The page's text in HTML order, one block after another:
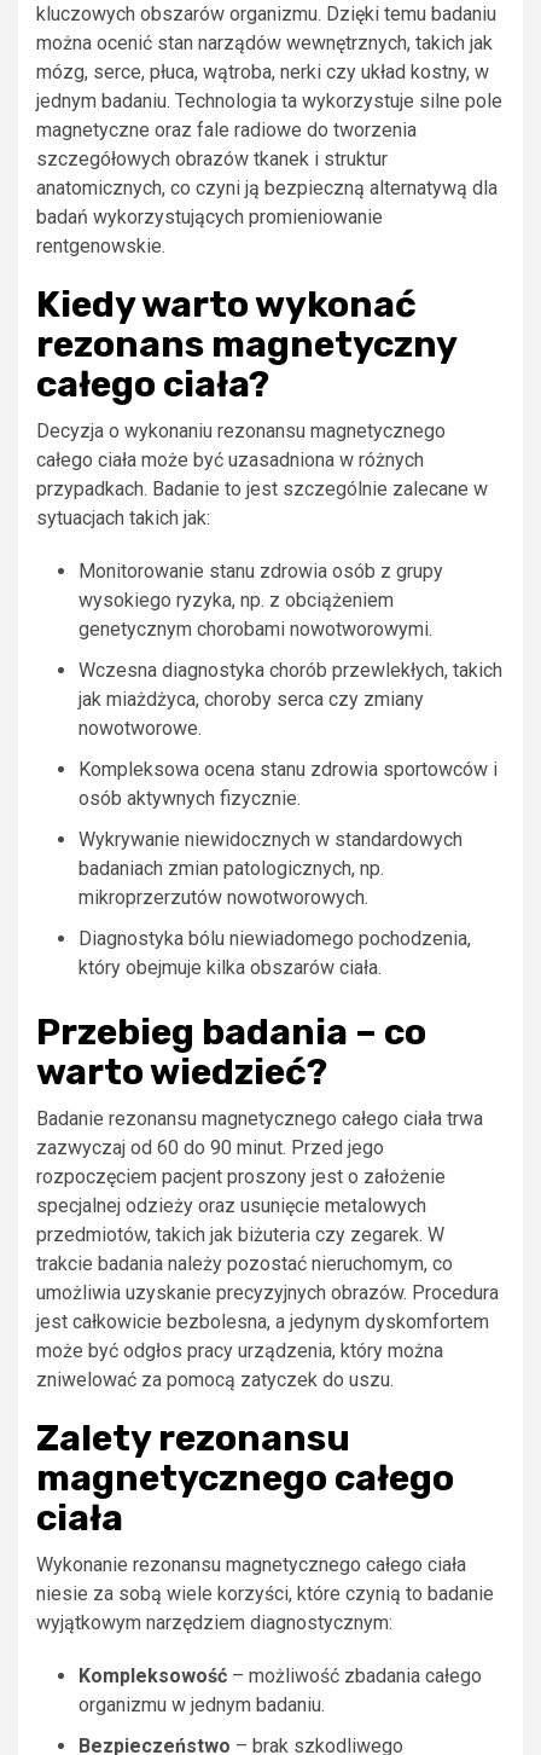
kluczowych obszarów organizmu. Dzięki temu badaniu
można ocenić stan narządów wewnętrznych, takich jak
mózg, serce, płuca, wątroba, nerki czy układ kostny, w
jednym badaniu. Technologia ta wykorzystuje silne pole
magnetyczne oraz fale radiowe do tworzenia
szczegółowych obrazów tkanek i struktur
anatomicznych, co czyni ją bezpieczną alternatywą dla
badań wykorzystujących promieniowanie
rentgenowskie.
Kiedy warto wykonać
rezonans magnetyczny
całego ciała?
Decyzja o wykonaniu rezonansu magnetycznego
całego ciała może być uzasadniona w różnych
przypadkach. Badanie to jest szczególnie zalecane w
sytuacjach takich jak:
Monitorowanie stanu zdrowia osób z grupy
wysokiego ryzyka, np. z obciążeniem
genetycznym chorobami nowotworowymi.
Wczesna diagnostyka chorób przewlekłych, takich
jak miażdżyca, choroby serca czy zmiany
nowotworowe.
Kompleksowa ocena stanu zdrowia sportowców i
osób aktywnych fizycznie.
Wykrywanie niewidocznych w standardowych
badaniach zmian patologicznych, np.
mikroprzerzutów nowotworowych.
Diagnostyka bólu niewiadomego pochodzenia,
który obejmuje kilka obszarów ciała.
Przebieg badania – co
warto wiedzieć?
Badanie rezonansu magnetycznego całego ciała trwa
zazwyczaj od 60 do 90 minut. Przed jego
rozpoczęciem pacjent proszony jest o założenie
specjalnej odzieży oraz usunięcie metalowych
przedmiotów, takich jak biżuteria czy zegarek. W
trakcie badania należy pozostać nieruchomym, co
umożliwia uzyskanie precyzyjnych obrazów. Procedura
jest całkowicie bezbolesna, a jedynym dyskomfortem
może być odgłos pracy urządzenia, który można
zniwelować za pomocą zatyczek do uszu.
Zalety rezonansu
magnetycznego całego
ciała
Wykonanie rezonansu magnetycznego całego ciała
niesie za sobą wiele korzyści, które czynią to badanie
wyjątkowym narzędziem diagnostycznym:
Kompleksowość – możliwość zbadania całego
organizmu w jednym badaniu.
Bezpieczeństwo – brak szkodliwego